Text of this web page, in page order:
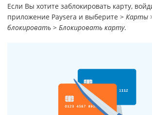
Если Вы хотите заблокировать карту,
приложение Paysera и выберите > Карты
блокировать > Блокировать карту.